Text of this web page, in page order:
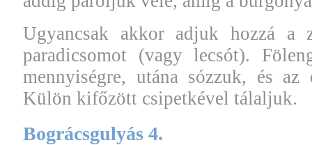
Ugyancsak akkor adjuk hozzá a
paradicsomot (vagy lecsót).
mennyiségre, utána sózzuk, és az
Külön kifőzött csipetkével tálaljuk.
Bográcsgulyás 4.